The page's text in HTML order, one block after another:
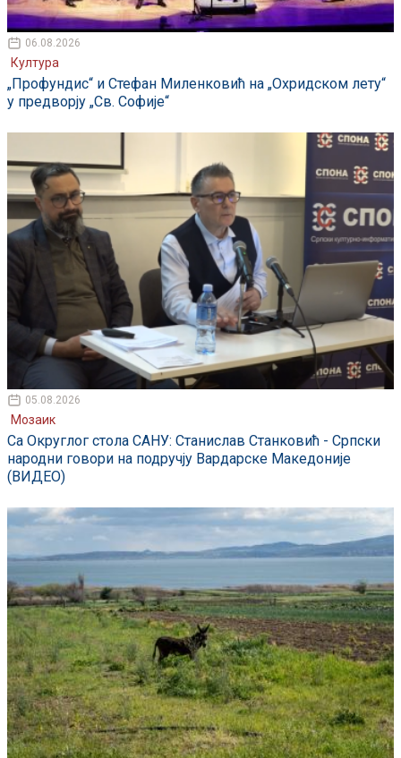
06.08.2026
Култура
„Профундис“ и Стефан Миленковић на „Охридском лету“
у предворју „Св. Софије“
05.08.2026
Мозаик
Са Округлог стола САНУ: Станислав Станковић - Српски
народни говори на подручју Вардарске Македоније
(ВИДЕО)